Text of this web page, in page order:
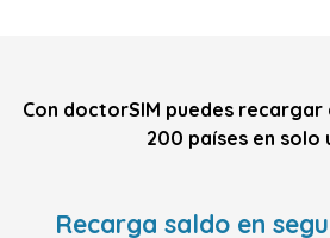
Con doctorSIM puedes recargar
200 países en solo
Recarga saldo en